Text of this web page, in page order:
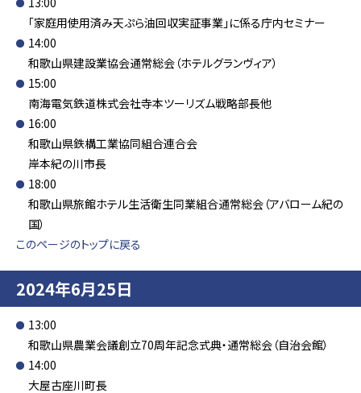
「家庭用使用済み天ぷら油回収実証事業」に係る庁内セミナー
14:00
和歌山県建設業協会通常総会（ホテルグランヴィア）
15:00
南海電気鉄道株式会社寺本ツーリズム戦略部長他
16:00
和歌山県鉄構工業協同組合連合会
岸本紀の川市長
18:00
和歌山県旅館ホテル生活衛生同業組合通常総会（アバローム紀の
国）
このページのトップに戻る
2024年6月25日
13:00
和歌山県農業会議創立70周年記念式典・通常総会（自治会館）
14:00
大屋古座川町長